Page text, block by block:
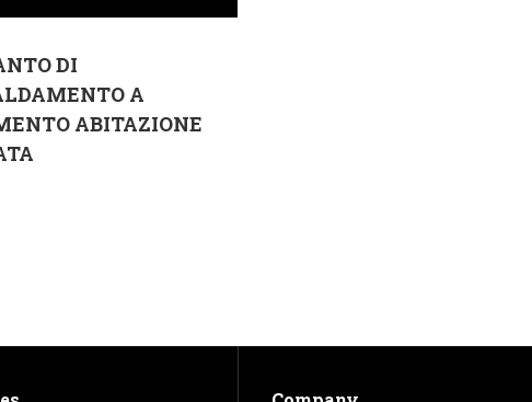
DI
A
ABITAZIONE